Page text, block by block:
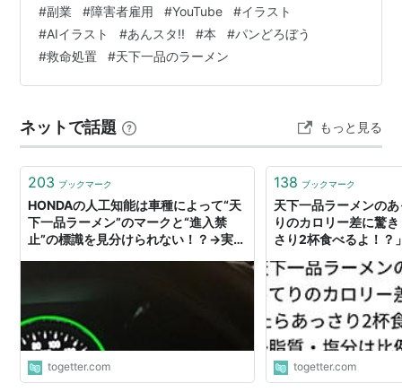
は一通り分かるようになったかな…多分… ４月から組織
体制の変更もあり、業務の配分が変わって忙しくなるの
かなと思ったら なんか…全然増えないどころかむしろ減
ったまである…え…？暇すぎる… まぁ仕事なくなったら
か、てんかん持ち…
#副業 #障害者雇用 #YouTube #イラスト
#AIイラスト #あんスタ!! #本 #パンどろぼう
#救命処置 #天下一品のラーメン
ネットで話題 もっと見る
203 ブックマーク
HONDAの人工知能は車種によって“天
下一品ラーメン”のマークと“進入禁
止”の標識を見分けられない！？→実際
togetter.com
138 ブックマーク
天下一品ラーメンの
りのカロリー差に驚
さり2杯食べるよ！
togetter.com